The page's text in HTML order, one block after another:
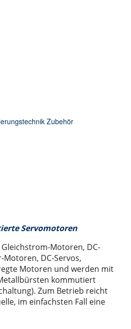
Zubehör
Servomotoren
Motoren, DC-
DC-Servos,
Motoren und werden mit
kommutiert
Zum Betrieb reicht
im einfachsten Fall eine